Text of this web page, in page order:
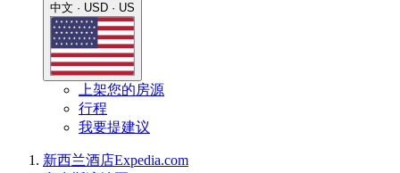
中文 · USD · US
上架您的房源
行程
我要提建议
新西兰酒店Expedia.com